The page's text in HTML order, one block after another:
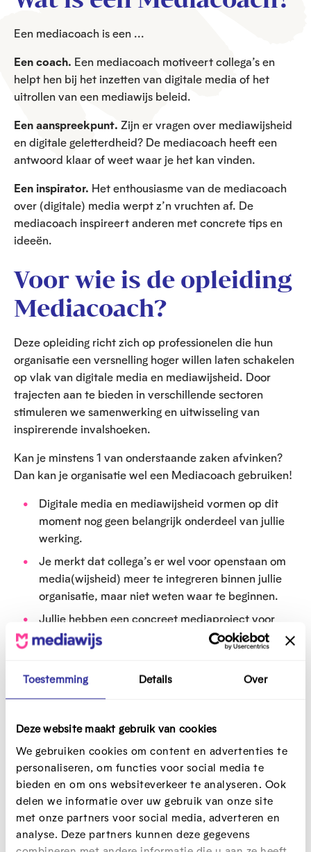
Toestemming Details Over
Deze website maakt gebruik van cookies
We gebruiken cookies om content en advertenties te
personaliseren, om functies voor social media te
bieden en om ons websiteverkeer te analyseren. Ook
delen we informatie over uw gebruik van onze site
met onze partners voor social media, adverteren en
analyse. Deze partners kunnen deze gegevens
Een mediacoach is een ...
Een coach. Een mediacoach motiveert collega’s en
helpt hen bij het inzetten van digitale media of het
uitrollen van een mediawijs beleid.
Een aanspreekpunt. Zijn er vragen over mediawijsheid
en digitale geletterdheid? De mediacoach heeft een
antwoord klaar of weet waar je het kan vinden.
Een inspirator. Het enthousiasme van de mediacoach
over (digitale) media werpt z’n vruchten af. De
mediacoach inspireert anderen met concrete tips en
ideeën.
Voor wie is de opleiding
Mediacoach?
Deze opleiding richt zich op professionelen die hun
organisatie een versnelling hoger willen laten schakelen
op vlak van digitale media en mediawijsheid. Door
trajecten aan te bieden in verschillende sectoren
stimuleren we samenwerking en uitwisseling van
inspirerende invalshoeken.
Kan je minstens 1 van onderstaande zaken afvinken?
Dan kan je organisatie wel een Mediacoach gebruiken!
Digitale media en mediawijsheid vormen op dit
moment nog geen belangrijk onderdeel van jullie
werking.
Je merkt dat collega’s er wel voor openstaan om
media(wijsheid) meer te integreren binnen jullie
organisatie, maar niet weten waar te beginnen.
Jullie hebben een concreet mediaproject voor
ogen en zijn op zoek naar een praktische leidraad
om dat aan te pakken.
Hoe ziet de opleiding
eruit?
Online leren
U
t
v
o
Van online naar real life
U